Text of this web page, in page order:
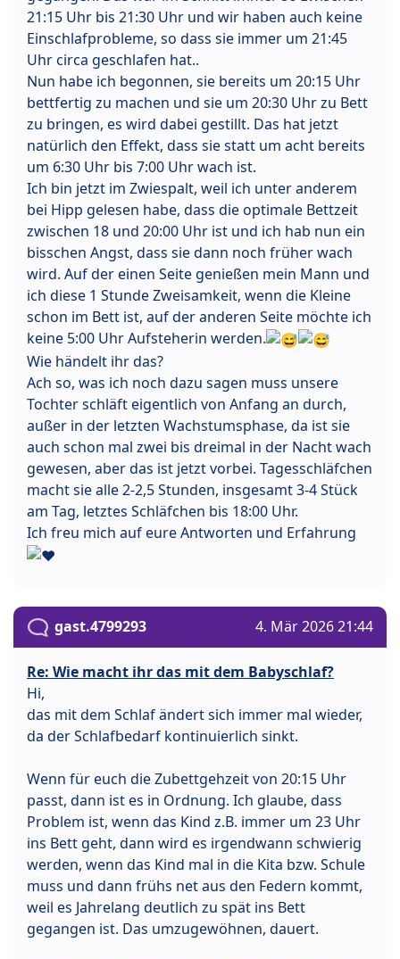
21:15 Uhr bis 21:30 Uhr und wir haben auch keine
Einschlafprobleme, so dass sie immer um 21:45
Uhr circa geschlafen hat..
Nun habe ich begonnen, sie bereits um 20:15 Uhr
bettfertig zu machen und sie um 20:30 Uhr zu Bett
zu bringen, es wird dabei gestillt. Das hat jetzt
natürlich den Effekt, dass sie statt um acht bereits
um 6:30 Uhr bis 7:00 Uhr wach ist.
Ich bin jetzt im Zwiespalt, weil ich unter anderem
bei Hipp gelesen habe, dass die optimale Bettzeit
zwischen 18 und 20:00 Uhr ist und ich hab nun ein
bisschen Angst, dass sie dann noch früher wach
wird. Auf der einen Seite genießen mein Mann und
ich diese 1 Stunde Zweisamkeit, wenn die Kleine
schon im Bett ist, auf der anderen Seite möchte ich
keine 5:00 Uhr Aufsteherin werden.
Wie händelt ihr das?
Ach so, was ich noch dazu sagen muss unsere
Tochter schläft eigentlich von Anfang an durch,
außer in der letzten Wachstumsphase, da ist sie
auch schon mal zwei bis dreimal in der Nacht wach
gewesen, aber das ist jetzt vorbei. Tagesschläfchen
macht sie alle 2-2,5 Stunden, insgesamt 3-4 Stück
am Tag, letztes Schläfchen bis 18:00 Uhr.
Ich freu mich auf eure Antworten und Erfahrung
gast.4799293 4. Mär 2026 21:44
Re: Wie macht ihr das mit dem Babyschlaf?
Hi,
das mit dem Schlaf ändert sich immer mal wieder,
da der Schlafbedarf kontinuierlich sinkt.
Wenn für euch die Zubettgehzeit von 20:15 Uhr
passt, dann ist es in Ordnung. Ich glaube, dass
Problem ist, wenn das Kind z.B. immer um 23 Uhr
ins Bett geht, dann wird es irgendwann schwierig
werden, wenn das Kind mal in die Kita bzw. Schule
muss und dann frühs net aus den Federn kommt,
weil es Jahrelang deutlich zu spät ins Bett
gegangen ist. Das umzugewöhnen, dauert.